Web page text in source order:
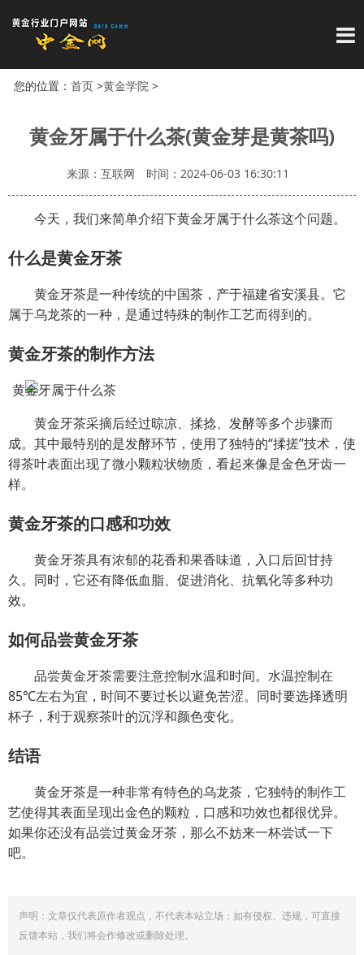
导
您的位置： 首页>黄金学院 >
黄金牙属于什么茶(黄金芽是黄茶吗)
来源：互联网 时间：2024-06-03 16:30:11
今天，我们来简单介绍下黄金牙属于什么茶这个问题。
什么是黄金牙茶
黄金牙茶是一种传统的中国茶，产于福建省安溪县。它
属于乌龙茶的一种，是通过特殊的制作工艺而得到的。
黄金牙茶的制作方法
黄金牙茶采摘后经过晾凉、揉捻、发酵等多个步骤而
成。其中最特别的是发酵环节，使用了独特的“揉搓”技术，使
得茶叶表面出现了微小颗粒状物质，看起来像是金色牙齿一
样。
黄金牙茶的口感和功效
黄金牙茶具有浓郁的花香和果香味道，入口后回甘持
久。同时，它还有降低血脂、促进消化、抗氧化等多种功
效。
如何品尝黄金牙茶
品尝黄金牙茶需要注意控制水温和时间。水温控制在
85℃左右为宜，时间不要过长以避免苦涩。同时要选择透明
杯子，利于观察茶叶的沉浮和颜色变化。
结语
黄金牙茶是一种非常有特色的乌龙茶，它独特的制作工
艺使得其表面呈现出金色的颗粒，口感和功效也都很优异。
如果你还没有品尝过黄金牙茶，那么不妨来一杯尝试一下
吧。
声明：文章仅代表原作者观点，不代表本站立场；如有侵权、违规，可直接
反馈本站，我们将会作修改或删除处理。